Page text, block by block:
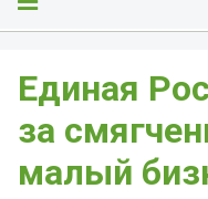
Единая
за
малый